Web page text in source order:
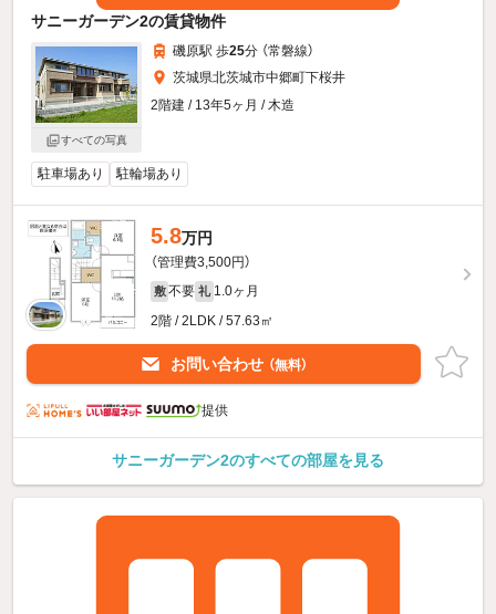
サニーガーデン2の賃貸物件
すべての写真
磯原駅 歩25分 （常磐線）
茨城県北茨城市中郷町下桜井
2階建 / 13年5ヶ月 / 木造
駐車場あり 駐輪場あり
5.8万円
（管理費3,500円）
敷 不要 礼 1.0ヶ月
2階 / 2LDK / 57.63㎡
お問い合わせ （無料）
提供
サニーガーデン2のすべての部屋を見る